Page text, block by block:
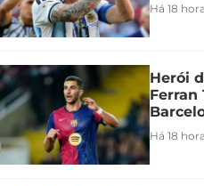
Há 18
Herói
Ferran
Há 18